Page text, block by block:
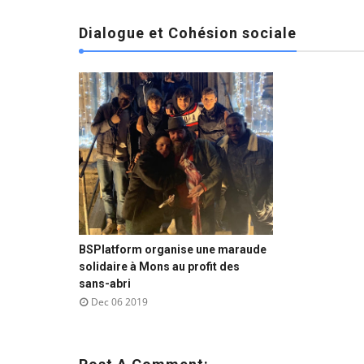
Dialogue et Cohésion sociale
  
BSPlatform organise une maraude
solidaire à Mons au profit des
sans-abri
Dec 06 2019